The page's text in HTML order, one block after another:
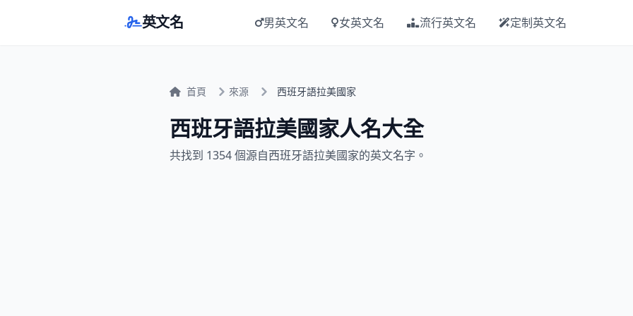
英文名 男英文名 女英文名 流行英文名 定制英文名
首頁 來源 西班牙語拉美國家
西班牙語拉美國家人名大全
共找到 1354 個源自西班牙語拉美國家的英文名字。